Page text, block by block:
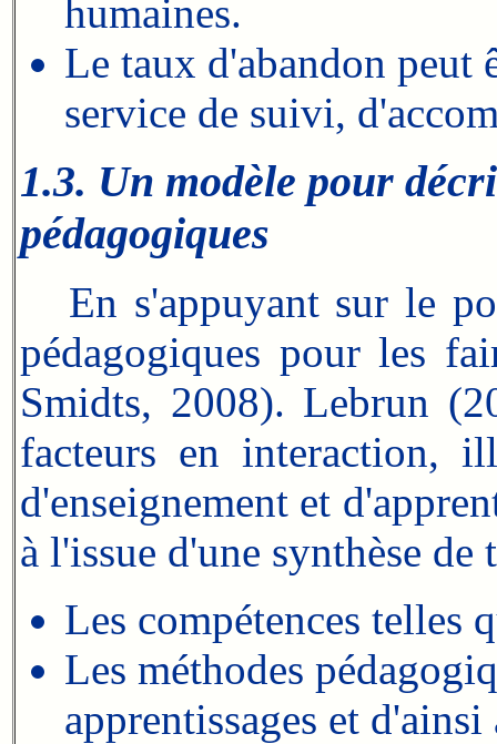
humaines.
Le taux d'abandon peut
service de suivi,
1.3. Un modèle pour
pédagogiques
En s'appuyant sur le
pédagogiques pour les
Smidts, 2008). Lebrun
facteurs en interaction,
d'enseignement et
à l'issue d'une synthèse
Les compétences telles
Les méthodes
apprentissages et